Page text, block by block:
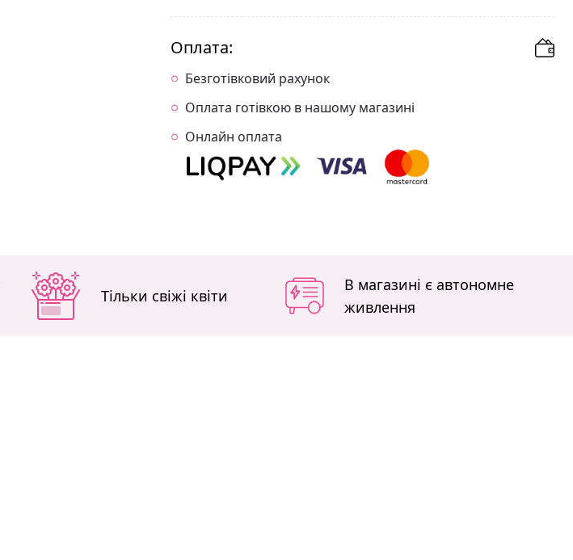
Оплата:
Безготівковий рахунок
Оплата готівкою в нашому магазині
Онлайн оплата
Тільки свіжі квіти
В магазині є автономне
живлення